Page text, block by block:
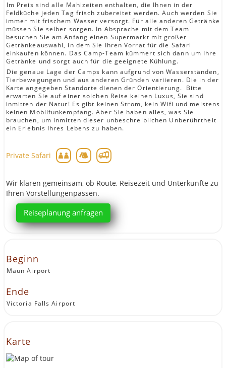
Im Preis sind alle Mahlzeiten enthalten, die Ihnen in der
Feldküche jeden Tag frisch zubereitet werden. Auch werden Sie
immer mit frischem Wasser versorgt. Für alle anderen Getränke
müssen Sie selber sorgen. In Absprache mit dem Team
besuchen Sie am Anfang einen Supermarkt mit großer
Getränkeauswahl, in dem Sie Ihren Vorrat für die Safari
einkaufen können. Das Camp-Team kümmert sich dann um Ihre
Getränke und sorgt auch für die geeignete Kühlung.
Die genaue Lage der Camps kann aufgrund von Wasserständen,
Tierbewegungen und aus anderen Gründen variieren. Die in der
Karte angegeben Standorte dienen der Orientierung. Bitte
erwarten Sie auf einer solchen Reise keinen Luxus, Sie sind
inmitten der Natur! Es gibt keinen Strom, kein Wifi und meistens
keinen Mobilfunkempfang. Aber Sie haben alles, was Sie
brauchen, um inmitten dieser unbeschreiblichen Unberührtheit
ein Erlebnis Ihres Lebens zu haben.
Private Safari
Wir klären gemeinsam, ob Route, Reisezeit und Unterkünfte zu
Ihren Vorstellungenpassen.
Reiseplanung anfragen
Beginn
Maun Airport
Ende
Victoria Falls Airport
Karte